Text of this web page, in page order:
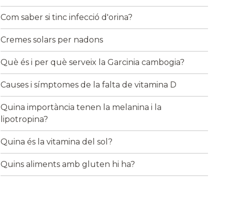
Com saber si tinc infecció d'orina?
Cremes solars per nadons
Què és i per què serveix la Garcinia cambogia?
Causes i símptomes de la falta de vitamina D
Quina importància tenen la melanina i la
lipotropina?
Quina és la vitamina del sol?
Quins aliments amb gluten hi ha?